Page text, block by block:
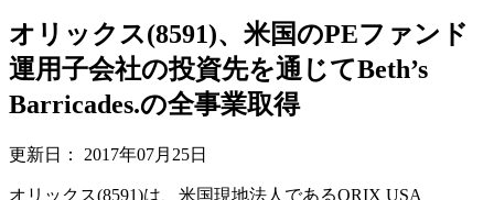
オリックス(8591)、米国のPEファンド
運用子会社の投資先を通じてBeth’s
Barricades.の全事業取得
更新日： 2017年07月25日
オリックス(8591)は、米国現地法人であるORIX USA